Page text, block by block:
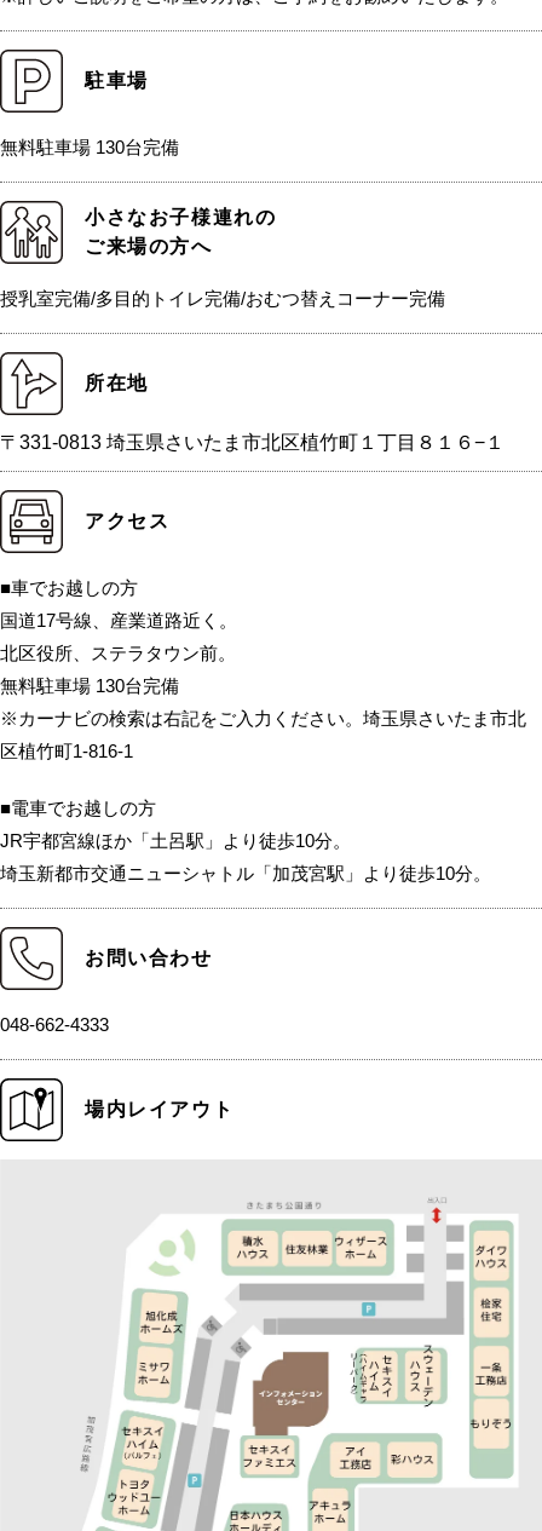
駐車場
無料駐車場 130台完備
小さなお子様連れの
ご来場の方へ
授乳室完備/多目的トイレ完備/おむつ替えコーナー完備
所在地
〒331-0813 埼玉県さいたま市北区植竹町１丁目８１６−１
アクセス
■車でお越しの方
国道17号線、産業道路近く。
北区役所、ステラタウン前。
無料駐車場 130台完備
※カーナビの検索は右記をご入力ください。埼玉県さいたま市北
区植竹町1-816-1
■電車でお越しの方
JR宇都宮線ほか「土呂駅」より徒歩10分。
埼玉新都市交通ニューシャトル「加茂宮駅」より徒歩10分。
お問い合わせ
048-662-4333
場内レイアウト